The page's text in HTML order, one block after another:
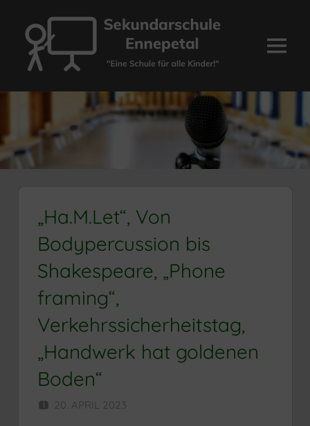
Inhalt
springen
Sekundarschule
Ennepetal
Menü
„Ha.M.Let“, Von
Bodypercussion bis
Shakespeare, „Phone
framing“,
Verkehrssicherheitstag,
„Handwerk hat goldenen
Boden“
20. APRIL 2023